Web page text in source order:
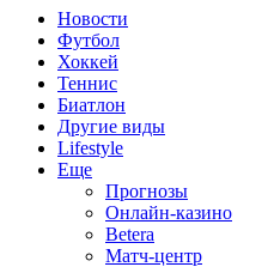
Новости
Футбол
Хоккей
Теннис
Биатлон
Другие виды
Lifestyle
Еще
Прогнозы
Онлайн-казино
Betera
Матч-центр